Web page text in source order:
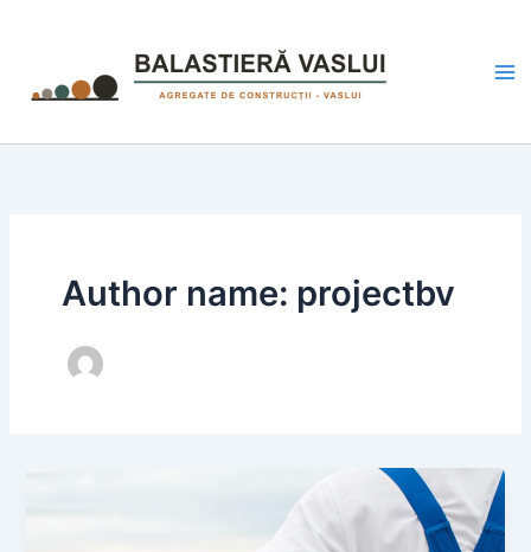
Author name: projectbv